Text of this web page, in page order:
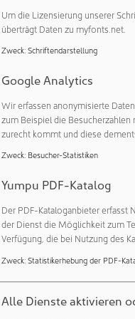
konnte ihr System
Unternehmen
Reinräume
der Fläche
3 t. Ein weiteres
Umbau des Systems
überwiegend in
der
Einschränkungen. Ab
beliebigen Zeitraum
Aufbauen – Einschalten
Preis statt investieren
Kosten
Um die Lizensierung unserer
überträgt Daten zu myfonts.net.
Zweck: Schriftendarstellung
Google Analytics
Wir erfassen anonymisierte
zum Beispiel die
zurecht kommt und diese
Zweck: Besucher-Statistiken
Yumpu PDF-Katalog
Der PDF-Kataloganbieter erfasst
der Dienst die Möglichkeit zum
Verfügung, die bei Nutzung des
Zweck: Statistikerhebung der PDF-
Alle Dienste aktivieren